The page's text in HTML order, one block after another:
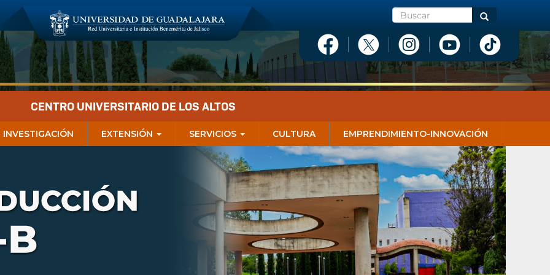
Buscar Buscar
CENTRO UNIVERSITARIO DE LOS ALTOS
INVESTIGACIÓN EXTENSIÓN SERVICIOS CULTURA EMPRENDIMIENTO-INNOVACIÓN
Next